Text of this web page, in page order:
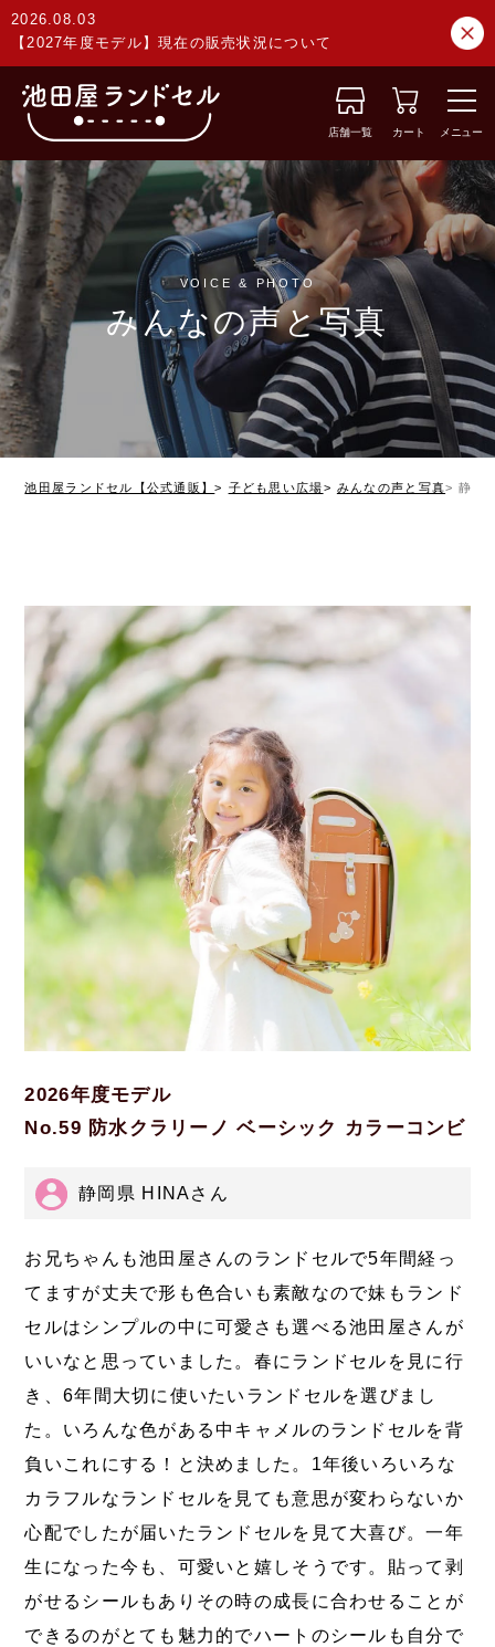
2026.08.03
【2027年度モデル】現在の販売状況について
店舗一覧 カート メニュー
VOICE & PHOTO
みんなの声と写真
池田屋ランドセル【公式通販】 子ども思い広場 みんなの声と写真 静岡
2026年度モデル
No.59 防水クラリーノ ベーシック カラーコンビ
静岡県 HINAさん
お兄ちゃんも池田屋さんのランドセルで5年間経っ
てますが丈夫で形も色合いも素敵なので妹もランド
セルはシンプルの中に可愛さも選べる池田屋さんが
いいなと思っていました。春にランドセルを見に行
き、6年間大切に使いたいランドセルを選びまし
た。いろんな色がある中キャメルのランドセルを背
負いこれにする！と決めました。1年後いろいろな
カラフルなランドセルを見ても意思が変わらないか
心配でしたが届いたランドセルを見て大喜び。一年
生になった今も、可愛いと嬉しそうです。貼って剥
がせるシールもありその時の成長に合わせることが
できるのがとても魅力的でハートのシールも自分で